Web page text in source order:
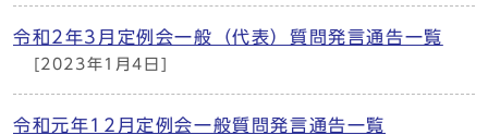
令和2年3月定例会一般（代表）質問発言通告一覧
[2023年1月4日]
令和元年12月定例会一般質問発言通告一覧